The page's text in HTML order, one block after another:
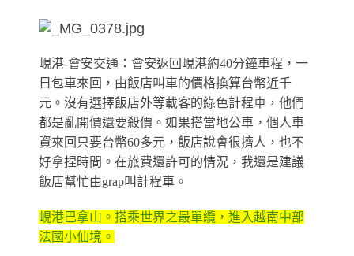
峴港-會安交通：會安返回峴港約40分鐘車程，一
日包車來回，由飯店叫車的價格換算台幣近千
元。沒有選擇飯店外等載客的綠色計程車，他們
都是亂開價還要殺價。如果搭當地公車，個人車
資來回只要台幣60多元，飯店說會很擠人，也不
好拿捏時間。在旅費還許可的情況，我還是建議
飯店幫忙由grap叫計程車。
峴港巴拿山。搭乘世界之最單纜，進入越南中部
法國小仙境。